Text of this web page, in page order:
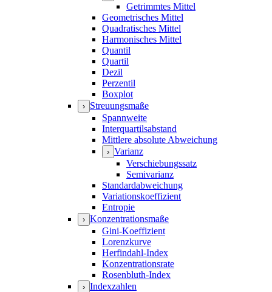
Getrimmtes Mittel
Geometrisches Mittel
Quadratisches Mittel
Harmonisches Mittel
Quantil
Quartil
Dezil
Perzentil
Boxplot
› Streuungsmaße
Spannweite
Interquartilsabstand
Mittlere absolute Abweichung
› Varianz
Verschiebungssatz
Semivarianz
Standardabweichung
Variationskoeffizient
Entropie
› Konzentrationsmaße
Gini-Koeffizient
Lorenzkurve
Herfindahl-Index
Konzentrationsrate
Rosenbluth-Index
› Indexzahlen